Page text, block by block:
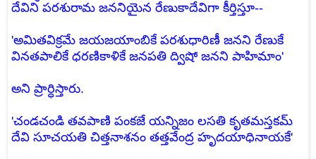
దేవిని పరశురామ జననియైన రేణుకాదేవిగా కీర్తిస్తూ--
'అమితవిక్రమే జయజయాంబికే పరశుధారిణీ జనని రేణుకే
వినతపాలికే ధరణికాళికే జనపతి ద్విషో జనని పాహిమాం'
అని ప్రార్ధిస్తారు.
'చండచండి తవపాణి పంకజే యన్నిజం లసతి కృతమస్తకమ్
దేవి సూచయతి చిత్తనాశనం తత్తవేంద్ర హృదయాధినాయకే'